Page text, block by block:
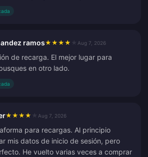
ramos★ ★ ★ ★ Aug 7, 2026
de recarga. El mejor lugar para
en otro lado.
★ ★ ★ ★ Aug 7, 2026
para recargas. Al principio
mis datos de inicio de sesión, pero
He vuelto varias veces a comprar